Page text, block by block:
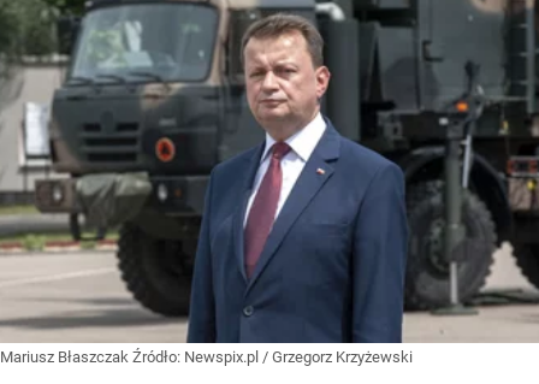
Mariusz Błaszczak Źródło: Newspix.pl / Grzegorz Krzyżewski